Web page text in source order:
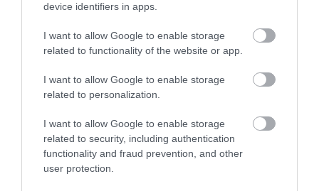
device identifiers in apps.
I want to allow Google to enable storage
related to functionality of the website or app.
I want to allow Google to enable storage
related to personalization.
I want to allow Google to enable storage
related to security, including authentication
functionality and fraud prevention, and other
user protection.